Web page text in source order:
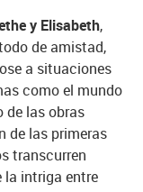
y Elisabeth,
de amistad,
a situaciones
como el mundo
de las obras
de las primeras
transcurren
la intriga entre